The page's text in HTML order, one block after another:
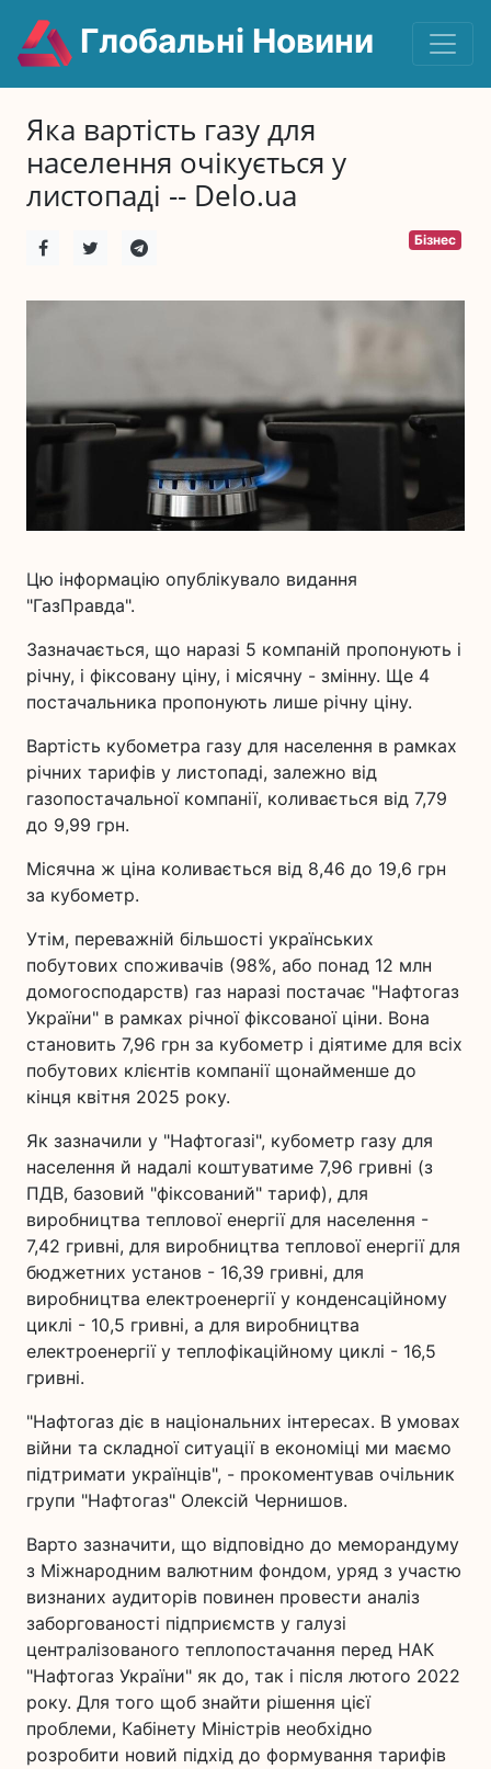
Глобальні Новини
Яка вартість газу для
населення очікується у
листопаді -- Delo.ua
Бізнес
Цю інформацію опублікувало видання
"ГазПравда".
Зазначається, що наразі 5 компаній пропонують і
річну, і фіксовану ціну, і місячну - змінну. Ще 4
постачальника пропонують лише річну ціну.
Вартість кубометра газу для населення в рамках
річних тарифів у листопаді, залежно від
газопостачальної компанії, коливається від 7,79
до 9,99 грн.
Місячна ж ціна коливається від 8,46 до 19,6 грн
за кубометр.
Утім, переважній більшості українських
побутових споживачів (98%, або понад 12 млн
домогосподарств) газ наразі постачає "Нафтогаз
України" в рамках річної фіксованої ціни. Вона
становить 7,96 грн за кубометр і діятиме для всіх
побутових клієнтів компанії щонайменше до
кінця квітня 2025 року.
Як зазначили у "Нафтогазі", кубометр газу для
населення й надалі коштуватиме 7,96 гривні (з
ПДВ, базовий "фіксований" тариф), для
виробництва теплової енергії для населення -
7,42 гривні, для виробництва теплової енергії для
бюджетних установ - 16,39 гривні, для
виробництва електроенергії у конденсаційному
циклі - 10,5 гривні, а для виробництва
електроенергії у теплофікаційному циклі - 16,5
гривні.
"Нафтогаз діє в національних інтересах. В умовах
війни та складної ситуації в економіці ми маємо
підтримати українців", - прокоментував очільник
групи "Нафтогаз" Олексій Чернишов.
Варто зазначити, що відповідно до меморандуму
з Міжнародним валютним фондом, уряд з участю
визнаних аудиторів повинен провести аналіз
заборгованості підприємств у галузі
централізованого теплопостачання перед НАК
"Нафтогаз України" як до, так і після лютого 2022
року. Для того щоб знайти рішення цієї
проблеми, Кабінету Міністрів необхідно
розробити новий підхід до формування тарифів